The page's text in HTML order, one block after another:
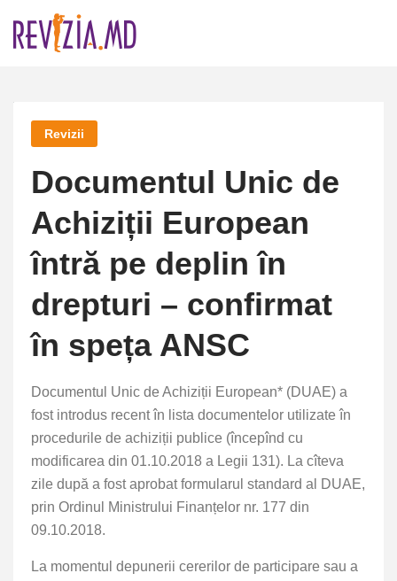
Revizii
Documentul Unic de
Achiziții European
întră pe deplin în
drepturi – confirmat
în speța ANSC
Documentul Unic de Achiziții European* (DUAE) a
fost introdus recent în lista documentelor utilizate în
procedurile de achiziții publice (începînd cu
modificarea din 01.10.2018 a Legii 131). La cîteva
zile după a fost aprobat formularul standard al DUAE,
prin Ordinul Ministrului Finanțelor nr. 177 din
09.10.2018.
La momentul depunerii cererilor de participare sau a